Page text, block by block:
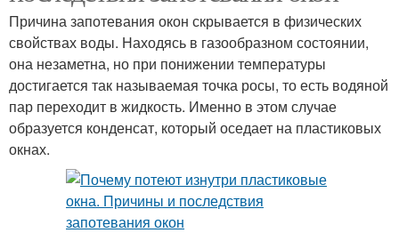
Причина запотевания окон скрывается в физических
свойствах воды. Находясь в газообразном состоянии,
она незаметна, но при понижении температуры
достигается так называемая точка росы, то есть водяной
пар переходит в жидкость. Именно в этом случае
образуется конденсат, который оседает на пластиковых
окнах.